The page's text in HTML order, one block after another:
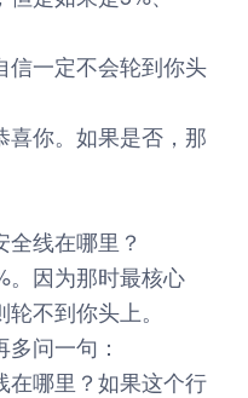
一定不会轮到你头
你。如果是否，那
线在哪里？
因为那时最核心
不到你头上。
问一句：
哪里？如果这个行